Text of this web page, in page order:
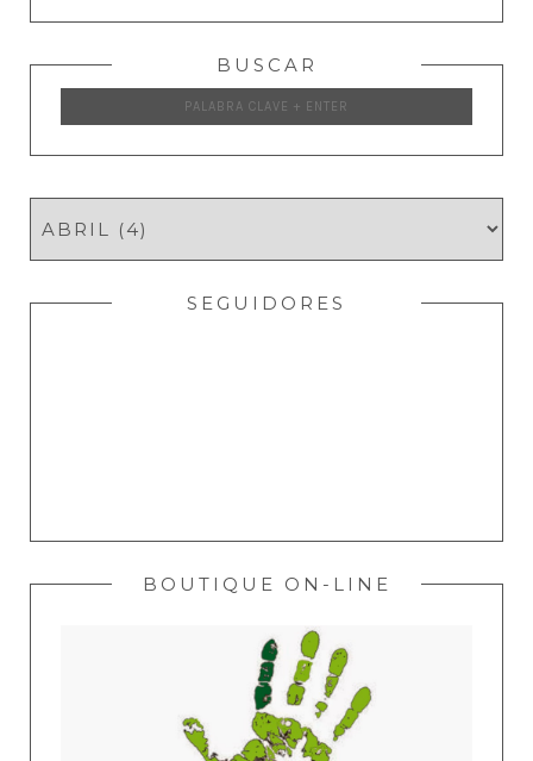
BUSCAR
SEGUIDORES
BOUTIQUE ON-LINE